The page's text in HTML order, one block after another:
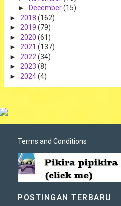
►
December(15)
► 2018 (162)
► 2019 (79)
► 2020 (61)
► 2021 (137)
► 2022 (34)
► 2023 (8)
► 2024(4)
Terms and Conditions
POSTINGAN TERBARU